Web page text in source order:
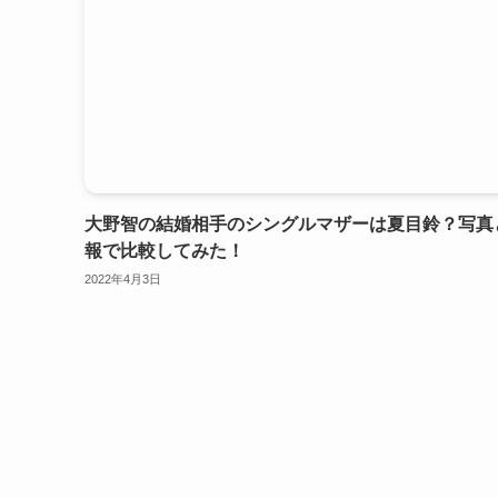
大野智の結婚相手のシングルマザーは夏目鈴？写真
報で比較してみた！
2022年4月3日